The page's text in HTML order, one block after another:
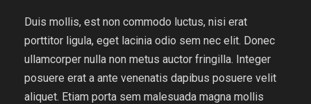
Duis mollis, est non commodo luctus, nisi erat
porttitor ligula, eget lacinia odio sem nec elit. Donec
ullamcorper nulla non metus auctor fringilla. Integer
posuere erat a ante venenatis dapibus posuere velit
aliquet. Etiam porta sem malesuada magna mollis